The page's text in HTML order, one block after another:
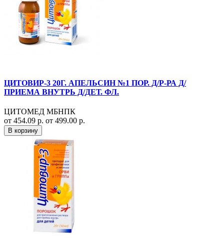
ЦИТОВИР-3 20Г. АПЕЛЬСИН №1 ПОР. Д/Р-РА Д/
ПРИЕМА ВНУТРЬ Д/ДЕТ. ФЛ.
ЦИТОМЕД МБНПК
от 454.09 р. от 499.00 р.
В корзину